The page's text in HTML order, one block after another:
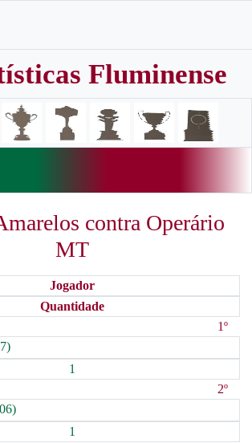
Fluminense
contra Operário
MT
Jogador
Quantidade
1º
1
2º
1